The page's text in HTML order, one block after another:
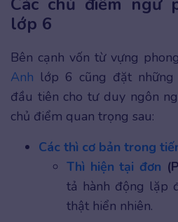
lớp 6
Bên cạnh vốn từ vựng
Anh lớp 6 cũng đặt
đầu tiên cho tư duy ngôn
chủ điểm quan trọng sau:
Các thì cơ bản trong
Thì hiện tại đơn
tả hành động lặp
thật hiển nhiên.